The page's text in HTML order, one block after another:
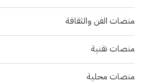
منصات الفن والثقافة
منصات تقنية
منصات محلية